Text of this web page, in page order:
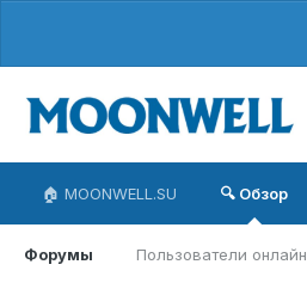
🏠 MOONWELL.SU 🔍 Обзор
Форумы Пользователи онлайн